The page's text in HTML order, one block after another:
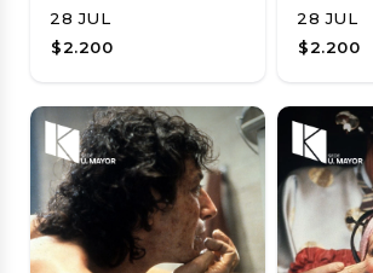
28 JUL
$2.200
28 JUL
$2.200